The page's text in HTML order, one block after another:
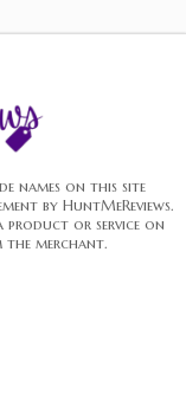
names on this site
by HuntMeReviews.
product or service on
the merchant.